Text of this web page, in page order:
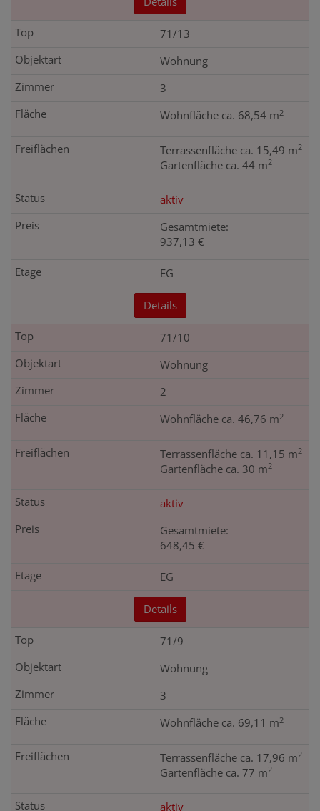
71/13
Wohnung
3
Wohnfläche ca. 68,54 m2
Terrassenfläche ca. 15,49 m2
Gartenfläche ca. 44 m2
aktiv
Gesamtmiete:
937,13 €
EG
Details
71/10
Wohnung
2
Wohnfläche ca. 46,76 m2
Terrassenfläche ca. 11,15 m2
Gartenfläche ca. 30 m2
aktiv
Gesamtmiete:
648,45 €
EG
Details
71/9
Wohnung
3
Wohnfläche ca. 69,11 m2
Terrassenfläche ca. 17,96 m2
Gartenfläche ca. 77 m2
aktiv